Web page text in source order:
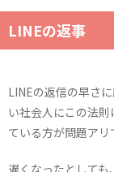
LINEの返事
LINEの返信の早さ
い社会人にこの法
ている方が問題アリ
遅くなったとして